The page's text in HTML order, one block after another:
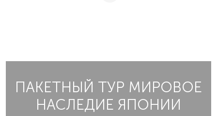
ПАКЕТНЫЙ ТУР МИРОВОЕ
НАСЛЕДИЕ ЯПОНИИ